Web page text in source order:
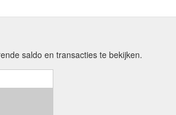
saldo en transacties te bekijken.